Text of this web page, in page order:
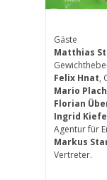
Gäste
Matthias
Felix Hnat,
Mario
Florian
Ingrid
Agentur für
Markus
Vertreter.